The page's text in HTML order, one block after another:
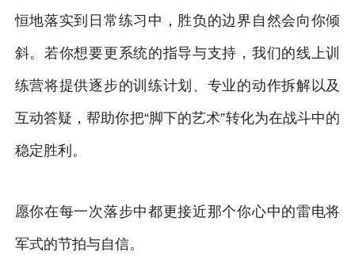
恒地落实到日常练习中，胜负的边界自然会向你倾
斜。若你想要更系统的指导与支持，我们的线上训
练营将提供逐步的训练计划、专业的动作拆解以及
互动答疑，帮助你把“脚下的艺术”转化为在战斗中的
稳定胜利。
愿你在每一次落步中都更接近那个你心中的雷电将
军式的节拍与自信。